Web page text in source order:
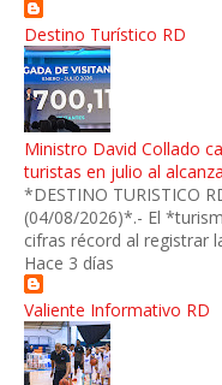
Destino Turístico RD
Ministro David Collado
turistas en julio al
*DESTINO TURISTICO
(04/08/2026)*.- El
cifras récord al registrar
Hace 3 días
Valiente Informativo RD